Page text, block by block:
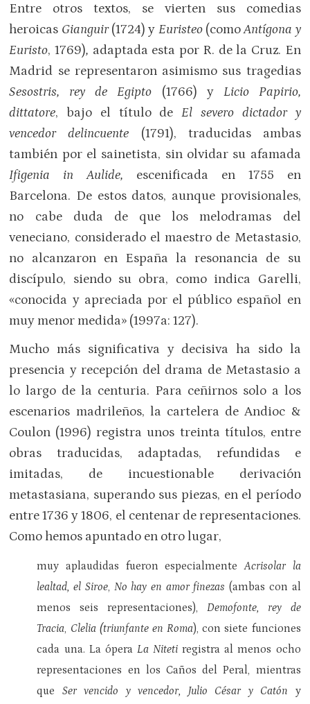
Entre otros textos, se vierten sus comedias
heroicas Gianguir(1724) y Euristeo (comoAntígona y
Euristo, 1769), adaptada esta por R. de la Cruz. En
Madrid se representaron asimismo sus tragedias
Sesostris, rey de Egipto (1766) y Licio Papirio,
dittatore, bajo el título deEl severo dictador y
vencedor delincuente (1791), traducidas ambas
también por el sainetista, sin olvidar su afamada
Ifigenia in Aulide, escenificada en 1755 en
Barcelona. De estos datos, aunque provisionales,
no cabe duda de que los melodramas del
veneciano, considerado el maestro de Metastasio,
no alcanzaron en España la resonancia de su
discípulo, siendo su obra, como indica Garelli,
«conocida y apreciada por el público español en
muy menor medida» (1997a: 127).
Mucho más significativa y decisiva ha sido la
presencia y recepción del drama de Metastasio a
lo largo de la centuria. Para ceñirnos solo a los
escenarios madrileños, la cartelera de Andioc &
Coulon (1996) registra unos treinta títulos, entre
obras traducidas, adaptadas, refundidas e
imitadas, de incuestionable derivación
metastasiana, superando sus piezas, en el período
entre 1736 y 1806, el centenar de representaciones.
Como hemos apuntado en otro lugar,
muy aplaudidas fueron especialmente Acrisolar la
lealtad, el Siroe, No hay en amor finezas (ambas con al
menos seis representaciones), Demofonte, rey de
Tracia
Clelia (triunfante en Roma), con siete funciones
cada una. La ópera La Niteti registra al menos ocho
representaciones en los Caños del Peral, mientras
que Ser vencido y vencedor, Julio César y Catón y